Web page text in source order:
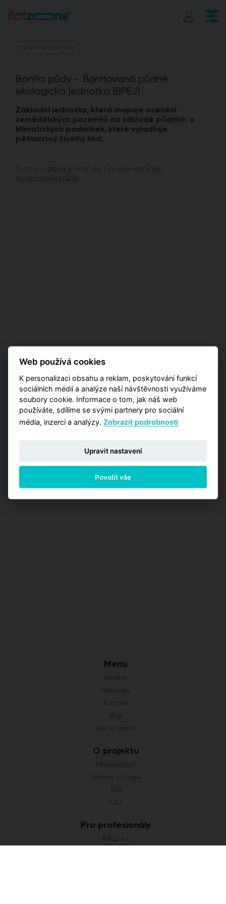
Bonita půdy – Bonitovaná půdně
ekologická jednotka (BPEJ)
Základní jednotka, která mapuje ocenění
zemědělských pozemků na základě půdních a
klimatických podmínek, které vyjadřuje
pětimístný číselný kód.
Tyto podmínky mají vliv na ekonomické
hodnocení půdy.
Menu
Kariéra
Podmínky
Kontakt
Blog
Slovník pojmů
O projektu
Mapa pokrytí
Novinky z vývoje
Tým
FAQ
Pro profesionály
Press-kit
Web používá cookies
K personalizaci obsahu a reklam, poskytování funkcí
sociálních médií a analýze naší návštěvnosti využíváme
soubory cookie. Informace o tom, jak náš web
používáte, sdílíme se svými partnery pro sociální
média, inzerci a analýzy.Zobrazit podrobnosti
Upravit nastavení
Povolit vše